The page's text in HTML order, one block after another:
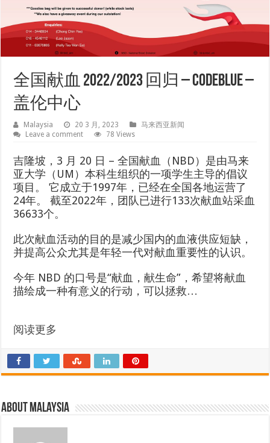
全国献血 2022/2023 回归 – CodeBlue –
盖伦中心
Malaysia 20 3 月, 2023
马来西亚新闻
Leave a comment
78 Views
吉隆坡，3 月 20 日 – 全国献血（NBD）是由马来
亚大学（UM）本科生组织的一项学生主导的倡议
项目。 它成立于1997年，已经在全国各地运营了
24年。 截至2022年，团队已进行133次献血站采血
36633个。
此次献血活动的目的是减少国内的血液供应短缺，
并提高公众尤其是年轻一代对献血重要性的认识。
今年 NBD 的口号是“献血，献生命”，希望将献血
描绘成一种有意义的行动，可以拯救…
阅读更多
About Malaysia